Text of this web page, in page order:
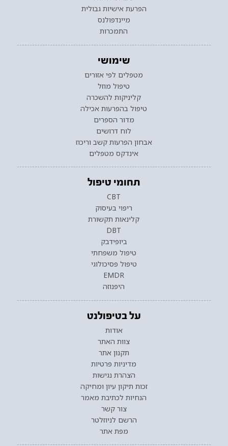
הפרעת אישיות גבולית
מיינדפולנס
התמכרות
שימושי
מטפלים לפי אזורים
טיפול מוזל
קליניקות להשכרה
טיפול בהפרעות אכילה
מדור הספרים
לוח דרושים
אבחון הפרעות קשב וריכוז
אינדקס מטפלים
תחומי טיפול
CBT
ריפוי בעיסוק
קלינאות תקשורת
DBT
ביופידבק
טיפול משפחתי
טיפול פסיכולוגי
EMDR
היפנוזה
על בטיפולנט
אודות
צוות האתר
תקנון אתר
מדיניות פרטיות
הצהרת נגישות
זכות תיקון עיון ומחיקה
הנחיות לכתיבת מאמר
צור קשר
הרשם לניוזלטר
מפת אתר